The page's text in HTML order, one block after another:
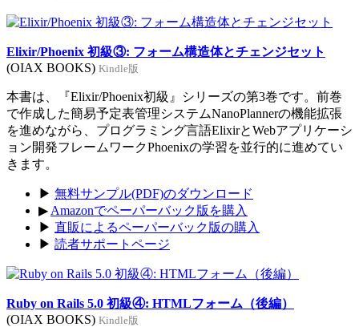
Elixir/Phoenix 初級③: フォーム構造体とチェンジセット
(OIAX BOOKS) Kindle版
本書は、『Elixir/Phoenix初級』シリーズの第3巻です。前巻
で作成した簡易予定表管理システムNanoPlannerの機能拡張
を進めながら、プログラミング言語ElixirとWebアプリケーシ
ョン開発フレームワークPhoenixの学習を並行的に進めてい
きます。
▶ 無料サンプル(PDF)のダウンロード
▶ Amazonでペーパーバック版を購入
▶ 直販によるペーパーバック版の購入
▶ 読者サポートページ
Ruby on Rails 5.0 初級④: HTMLフォーム（後編）
(OIAX BOOKS) Kindle版